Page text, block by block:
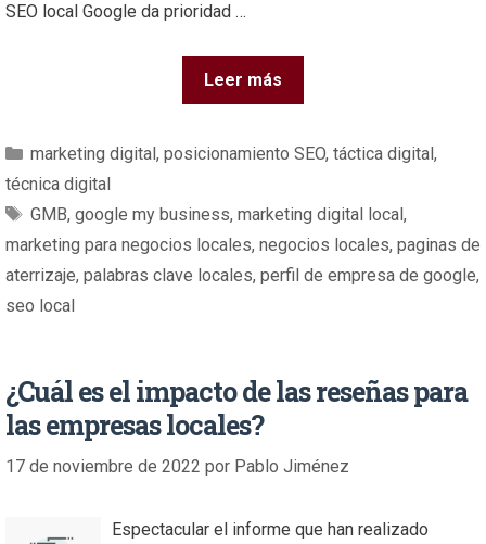
SEO local Google da prioridad …
Leer más
marketing digital, posicionamiento SEO, táctica digital,
técnica digital
GMB, google my business, marketing digital local,
marketing para negocios locales, negocios locales, paginas de
aterrizaje, palabras clave locales, perfil de empresa de google,
seo local
¿Cuál es el impacto de las reseñas para
las empresas locales?
17 de noviembre de 2022 por Pablo Jiménez
Espectacular el informe que han realizado